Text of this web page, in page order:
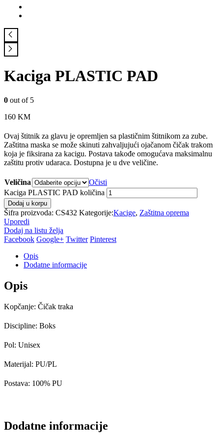
Kaciga PLASTIC PAD
0 out of 5
160 KM
Ovaj štitnik za glavu je opremljen sa plastičnim štitnikom za zube.
Zaštitna maska se može skinuti zahvaljujući ojačanom čičak trakom
koja je fiksirana za kacigu. Postava takođe omogućava maksimalnu
zaštitu protiv udaraca. Dostupna je u dve veličine.
Veličina
Očisti
Kaciga PLASTIC PAD količina
Dodaj u korpu
Šifra proizvoda: CS432 Kategorije:Kacige, Zaštitna oprema
Uporedi
Dodaj na listu želja
Facebook Google+ Twitter Pinterest
Opis
Dodatne informacije
Opis
Kopčanje: Čičak traka
Discipline: Boks
Pol: Unisex
Materijal: PU/PL
Postava: 100% PU
Dodatne informacije